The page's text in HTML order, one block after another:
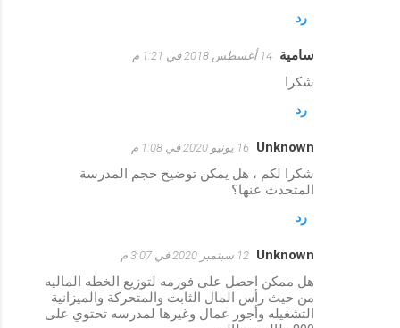
رد
سامية 14 أغسطس 2018 في 1:21 م
شكرا
رد
Unknown 16 يونيو 2020 في 1:08 م
شكرا لكم ، هل يمكن توضيح حجم المدرسة
المتحدث عنها؟
رد
Unknown 12 سبتمبر 2020 في 3:07 م
هل ممكن احصل على فورمه لتوزيع الخطه الماليه
من حيث رأس المال الثابت والمتحركة والميزانية
التشغيله وأجور عمال وغيرها لمدرسه تحتوي على